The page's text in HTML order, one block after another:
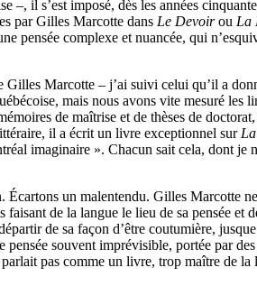
–, il s’est imposé, dès les années
par Gilles Marcotte dans Le Devoirou La
pensée complexe et nuancée, qui
Marcotte – j’ai suivi celui qu’il a
mais nous avons vite mesuré les
de maîtrise et de thèses de
il a écrit un livre exceptionnel sur
imaginaire ». Chacun sait cela, dont je
un malentendu. Gilles Marcotte
de la langue le lieu de sa pensée et
de sa façon d’être coutumière,
souvent imprévisible, portée par
pas comme un livre, trop maître de